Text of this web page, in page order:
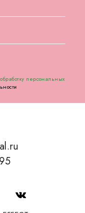
персональных